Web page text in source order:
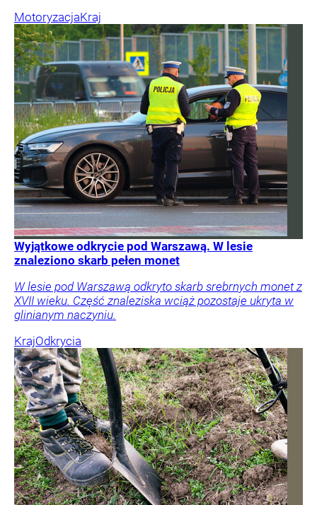
MotoryzacjaKraj
Wyjątkowe odkrycie pod Warszawą. W lesie
znaleziono skarb pełen monet
W lesie pod Warszawą odkryto skarb srebrnych monet z
XVII wieku. Część znaleziska wciąż pozostaje ukryta w
glinianym naczyniu.
KrajOdkrycia